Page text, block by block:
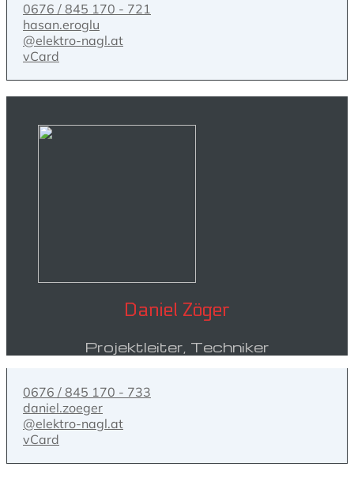
0676 / 845 170 - 721
hasan.eroglu
@elektro-nagl.at
vCard
Daniel Zöger
Projektleiter, Techniker
0676 / 845 170 - 733
daniel.zoeger
@elektro-nagl.at
vCard